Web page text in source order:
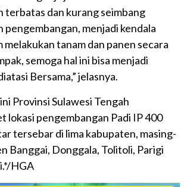
terbatas dan kurang seimbang
pengembangan, menjadi kendala
melakukan tanam dan panen secara
semoga hal ini bisa menjadi
Bersama,” jelasnya.
Provinsi Sulawesi Tengah
lokasi pengembangan Padi IP 400
tersebar di lima kabupaten, masing-
Banggai, Donggala, Tolitoli, Parigi
HGA